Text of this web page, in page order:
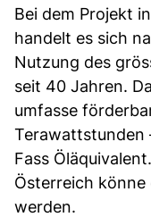
Bei dem Projekt
handelt es sich
Nutzung des
seit 40 Jahren.
umfasse
Terawattstunden
Fass
Österreich
werden.